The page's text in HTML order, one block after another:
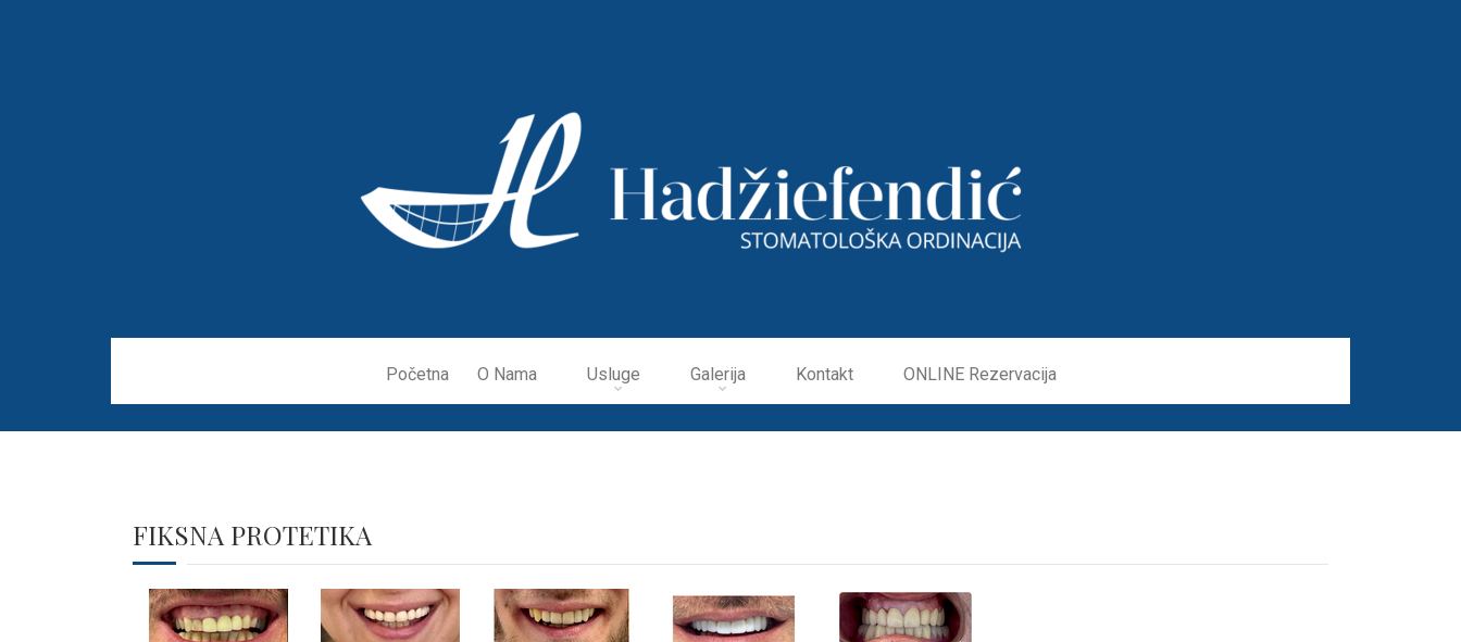
Početna O Nama Usluge Galerija Kontakt ONLINE Rezervacija
FIKSNA PROTETIKA